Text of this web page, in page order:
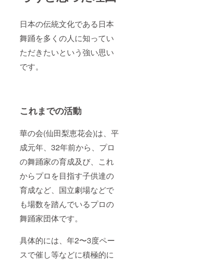
日本の伝統文化である日本
舞踊を多くの人に知ってい
ただきたいという強い思い
です。
これまでの活動
華の会(仙田梨恵花会)は、平
成元年、32年前から、プロ
の舞踊家の育成及び、これ
からプロを目指す子供達の
育成など、国立劇場などで
も場数を踏んでいるプロの
舞踊家団体です。
具体的には、年2〜3度ペー
スで催し等などに積極的に